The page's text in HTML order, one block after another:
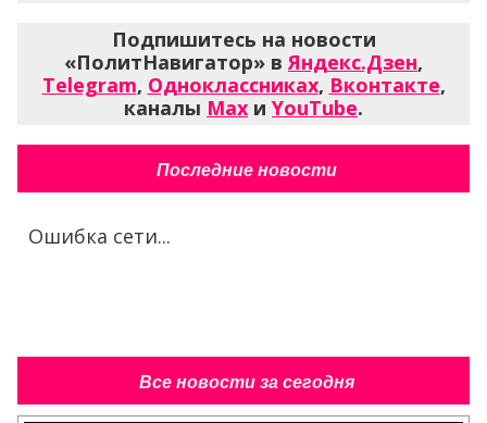
Подпишитесь на новости
«ПолитНавигатор» вЯндекс.Дзен,
Telegram, Одноклассниках, Вконтакте,
каналы Max и YouTube.
Последние новости
Ошибка сети...
Все новости за сегодня